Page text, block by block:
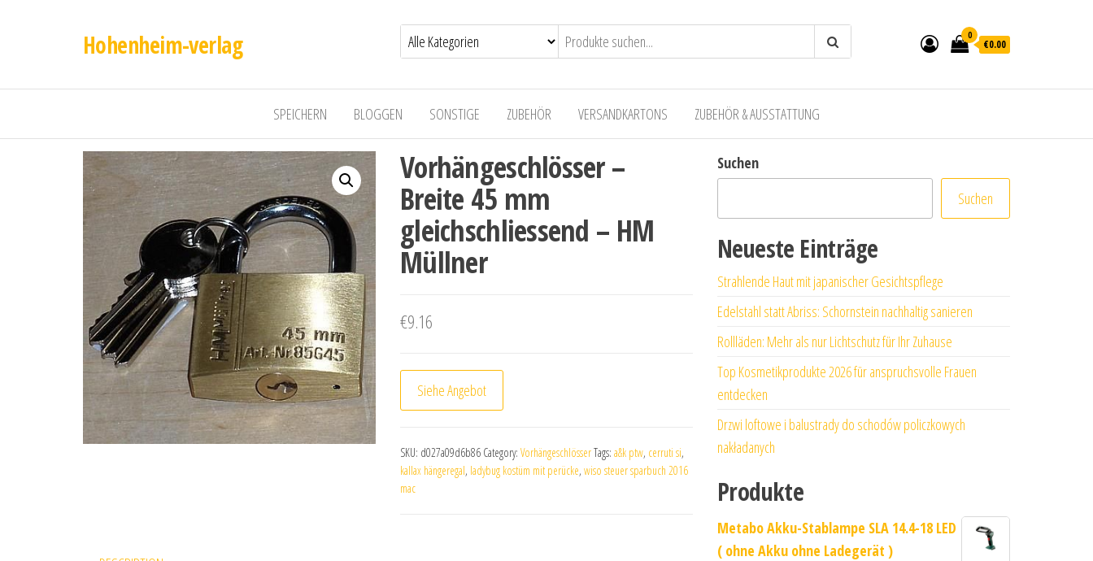
Hohenheim-verlag 0
€0.00
SPEICHERN BLOGGEN SONSTIGE ZUBEHÖR VERSANDKARTONS ZUBEHÖR & AUSSTATTUNG
Vorhängeschlösser –
Breite 45 mm
gleichschliessend – HM
Müllner
€9.16
Siehe Angebot
SKU: d027a09d6b86 Category: VorhängeschlösserTags: a&k ptw, cerruti si,
kallax hängeregal, ladybug kostüm mit perücke, wiso steuer sparbuch 2016
mac
Suchen
Suchen
Neueste Einträge
Strahlende Haut mit japanischer Gesichtspflege
Edelstahl statt Abriss: Schornstein nachhaltig sanieren
Rollläden: Mehr als nur Lichtschutz für Ihr Zuhause
Top Kosmetikprodukte 2026 für anspruchsvolle Frauen
entdecken
Drzwi loftowe i balustrady do schodów policzkowych
nakładanych
Produkte
Metabo Akku-Stablampe SLA 14.4-18 LED
( ohne Akku ohne Ladegerät )